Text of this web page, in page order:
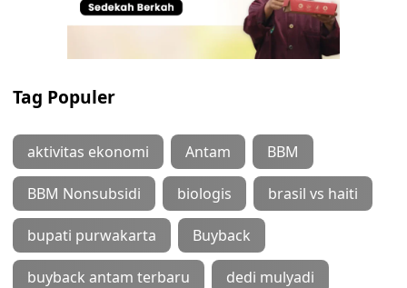
Tag Populer
aktivitas ekonomi Antam BBM
BBM Nonsubsidi biologis brasil vs haiti
bupati purwakarta Buyback
buyback antam terbaru dedi mulyadi